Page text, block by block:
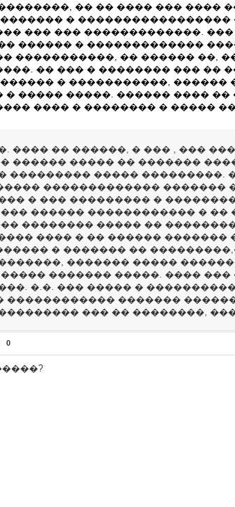
�� �� ���� ��� ����
�
��� ��� �������������.
������ � �������������
�����������, �� ������ ��,
�� ��� � �������� ��� ��
� �����������,
����� �����. ������ ����
���� � �������� � �����
���� �� ������, � ��� , ���
������ ����� �� �������
��������� ����� ���������.
������������� �������
� ��� ��������� �
������ ������������ �
�������� ����� ��
���� � �� ������ �������
� ������� ��
������� �����
������� �����. ����
�.�. ��� ����� �
������������ �������
��� �� ��������,
0